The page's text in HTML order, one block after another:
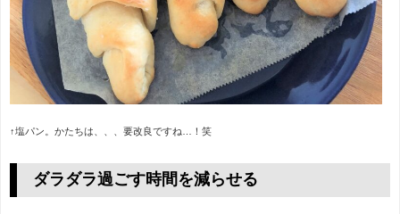
↑塩パン。かたちは、、、要改良ですね…！笑
ダラダラ過ごす時間を減らせる